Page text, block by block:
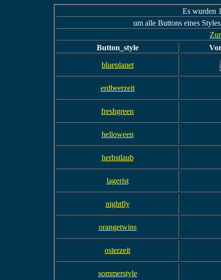
Es wurden
um alle Buttons eines
Button_style
blueplanet
erdbeerzeit
freshgreen
helloween
herbstlaub
lagerist
nightfly
orangetwins
osterzeit
sommerstyle